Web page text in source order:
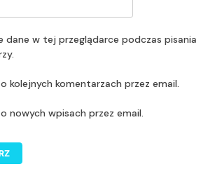
dane w tej przeglądarce podczas pisania
kolejnych komentarzach przez email.
nowych wpisach przez email.